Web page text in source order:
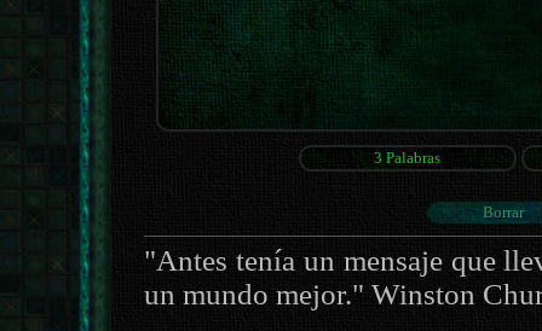
"Antes tenía un mensaje que
un mundo mejor." Winston